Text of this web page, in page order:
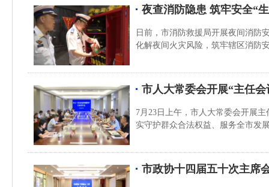
夜查消防隐患 筑牢安全“
日前，市消防救援局开展夜间消防
化解夜间火灾风险，筑牢辖区消防
市人大常委会开展“主任
7月23日上午，市人大常委会开展
实守护群众合法权益、服务全市发
市政协十四届五十次主席